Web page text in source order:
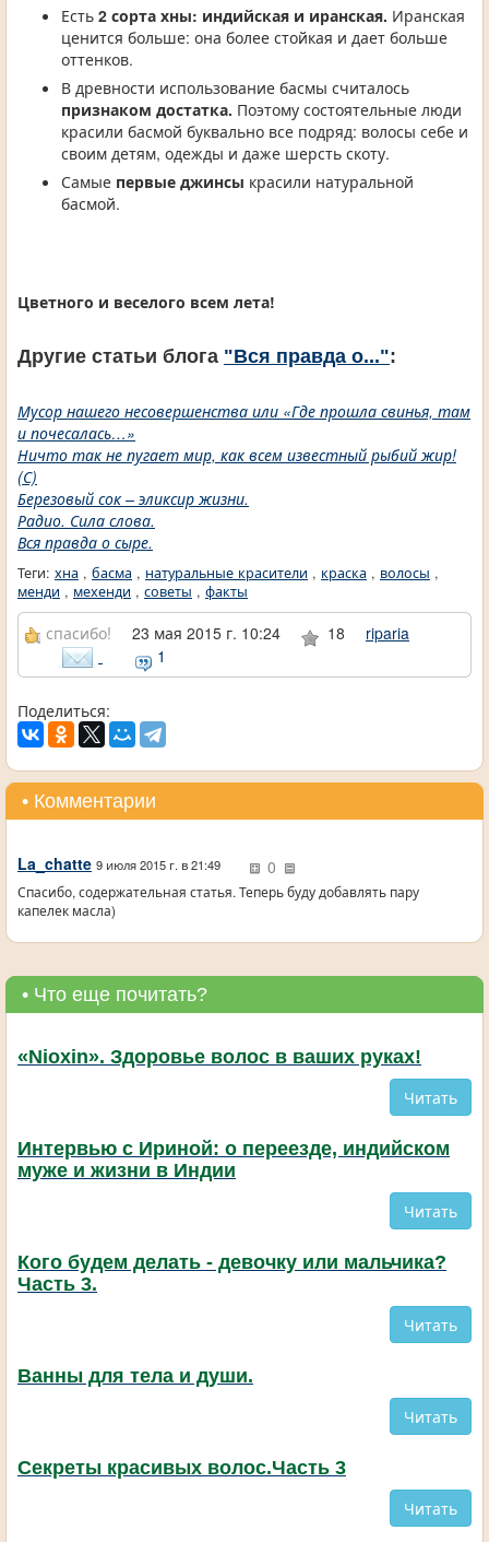
Есть 2 сорта хны: индийская и иранская. Иранская
ценится больше: она более стойкая и дает больше
оттенков.
В древности использование басмы считалось
признаком достатка. Поэтому состоятельные люди
красили басмой буквально все подряд: волосы себе и
своим детям, одежды и даже шерсть скоту.
Самые первые джинсы красили натуральной
басмой.
Цветного и веселого всем лета!
Другие статьи блога "Вся правда о...":
Мусор нашего несовершенства или «Где прошла свинья, там
и почесалась…»
Ничто так не пугает мир, как всем известный рыбий жир!
(С)
Березовый сок – эликсир жизни.
Радио. Сила слова.
Вся правда о сыре.
Теги: хна , басма , натуральные красители , краска , волосы ,
менди , мехенди , советы , факты
спасибо! 23 мая 2015 г. 10:24 18
riparia
1
Поделиться:
• Комментарии
La_chatte 9 июля 2015 г. в 21:49 0
Спасибо, содержательная статья. Теперь буду добавлять пару
капелек масла)
• Что еще почитать?
«Nioxin». Здоровье волос в ваших руках!
Читать
Интервью с Ириной: о переезде, индийском
муже и жизни в Индии
Читать
Кого будем делать - девочку или мальчика?
Часть 3.
Читать
Ванны для тела и души.
Читать
Секреты красивых волос.Часть 3
Читать